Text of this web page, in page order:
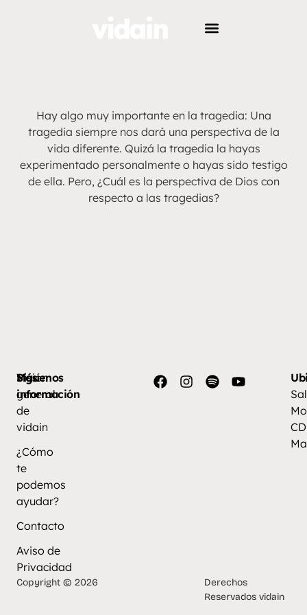
Hay algo muy importante en la tragedia: Una
tragedia siempre nos dará una perspectiva de la
vida diferente. Quizá la tragedia la hayas
experimentado personalmente o hayas sido testigo
de ella. Pero, ¿Cuál es la perspectiva de Dios con
respecto a las tragedias?
Más
información
Visión
general
de
vidain
¿Cómo
te
podemos
ayudar?
Contacto
Aviso de
Privacidad
Síguenos
Copyright © 2026
Derechos
Reservados vidain